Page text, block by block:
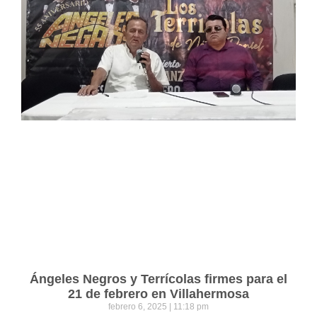
Ángeles Negros y Terrícolas firmes para el
21 de febrero en Villahermosa
febrero 6, 2025 11:18 pm